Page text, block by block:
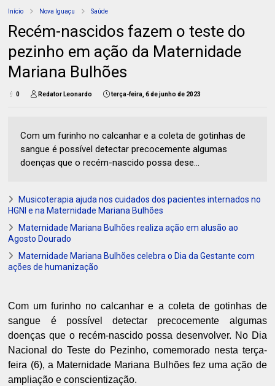
Início Nova Iguaçu Saúde
Recém-nascidos fazem o teste do
pezinho em ação da Maternidade
Mariana Bulhões
0 Redator Leonardo terça-feira, 6 de junho de 2023
Com um furinho no calcanhar e a coleta de gotinhas de
sangue é possível detectar precocemente algumas
doenças que o recém-nascido possa dese...
Musicoterapia ajuda nos cuidados dos pacientes internados no
HGNI e na Maternidade Mariana Bulhões
Maternidade Mariana Bulhões realiza ação em alusão ao
Agosto Dourado
Maternidade Mariana Bulhões celebra o Dia da Gestante com
ações de humanização
Com um furinho no calcanhar e a coleta de gotinhas de
sangue é possível detectar precocemente algumas
doenças que o recém-nascido possa desenvolver. No Dia
Nacional do Teste do Pezinho, comemorado nesta terça-
feira (6), a Maternidade Mariana Bulhões fez uma ação de
ampliação e conscientização.